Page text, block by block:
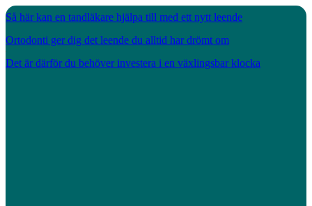
Så här kan en tandläkare hjälpa till med ett nytt leende
Ortodonti ger dig det leende du alltid har drömt om
Det är därför du behöver investera i en växlingsbar klocka